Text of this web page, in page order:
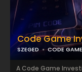
Code Game
SZEGED CODE
A Code Game